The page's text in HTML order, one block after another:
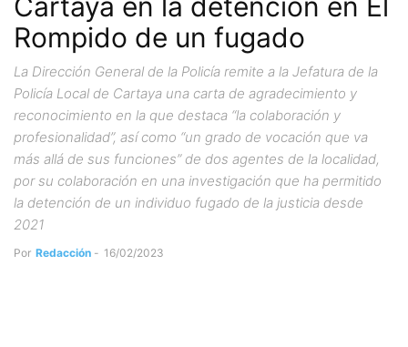
Rompido de un fugado
La Dirección General de la Policía remite a la Jefatura de la
Policía Local de Cartaya una carta de agradecimiento y
reconocimiento en la que destaca “la colaboración y
profesionalidad”, así como “un grado de vocación que va
más allá de sus funciones” de dos agentes de la localidad,
por su colaboración en una investigación que ha permitido
la detención de un individuo fugado de la justicia desde
2021
Por Redacción - 16/02/2023